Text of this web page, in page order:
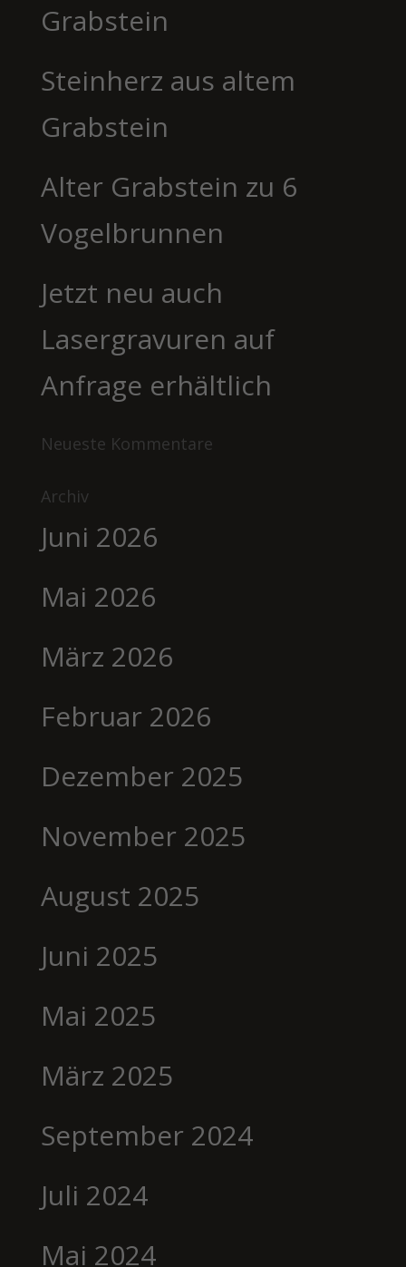
Grabstein
Steinherz aus altem
Grabstein
Alter Grabstein zu 6
Vogelbrunnen
Jetzt neu auch
Lasergravuren auf
Anfrage erhältlich
Neueste Kommentare
Archiv
Juni 2026
Mai 2026
März 2026
Februar 2026
Dezember 2025
November 2025
August 2025
Juni 2025
Mai 2025
März 2025
September 2024
Juli 2024
Mai 2024